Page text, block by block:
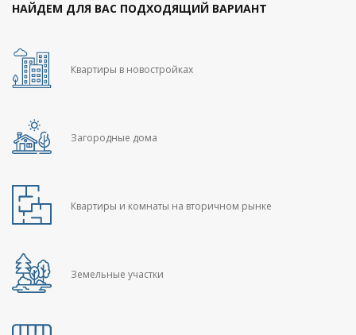
НАЙДЕМ ДЛЯ ВАС ПОДХОДЯЩИЙ ВАРИАНТ
Квартиры в новостройках
Загородные дома
Квартиры и комнаты на вторичном рынке
Земельные участки